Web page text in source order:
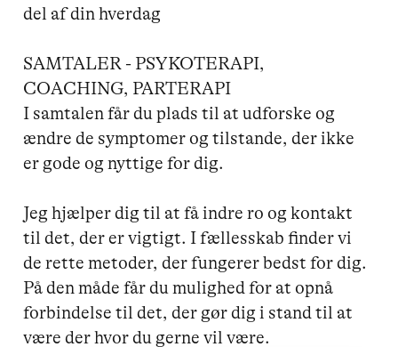
del af din hverdag
SAMTALER - PSYKOTERAPI,
COACHING, PARTERAPI
I samtalen får du plads til at udforske og
ændre de symptomer og tilstande, der ikke
er gode og nyttige for dig.
Jeg hjælper dig til at få indre ro og kontakt
til det, der er vigtigt. I fællesskab finder vi
de rette metoder, der fungerer bedst for dig.
På den måde får du mulighed for at opnå
forbindelse til det, der gør dig i stand til at
være der hvor du gerne vil være.